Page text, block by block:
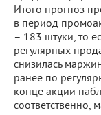
Итого прогноз
в период
– 183 штуки, то
регулярных
снизилась
ранее по
конце акции
соответственно,